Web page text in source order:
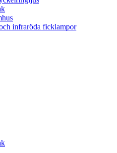
infraröda ficklampor